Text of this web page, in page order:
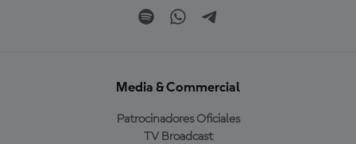
Media & Commercial
Patrocinadores Oficiales
TV Broadcast